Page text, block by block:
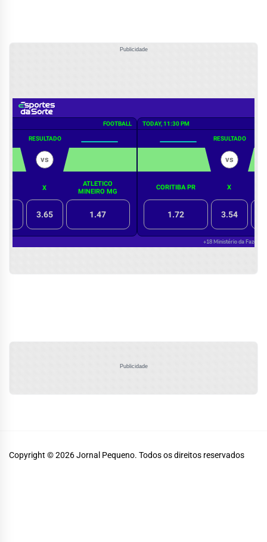
Publicidade
Publicidade
Copyright © 2026Jornal Pequeno. Todos os direitos reservados